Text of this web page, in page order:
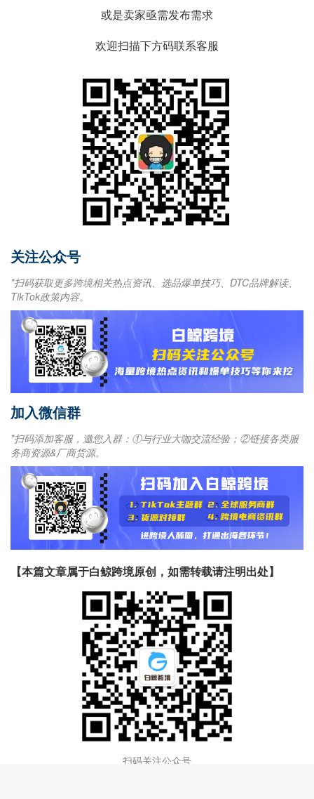
或是卖家亟需发布需求
欢迎扫描下方码联系客服
关注公众号
*扫码获取更多跨境相关热点资讯、选品爆单技巧、DTC品牌解读、
TikTok政策内容。
加入微信群
*扫码添加客服，邀您入群：①与行业大咖交流经验；②链接各类服
务商资源&厂商货源。
【本篇文章属于白鲸跨境原创，如需转载请注明出处】
扫码关注公众号